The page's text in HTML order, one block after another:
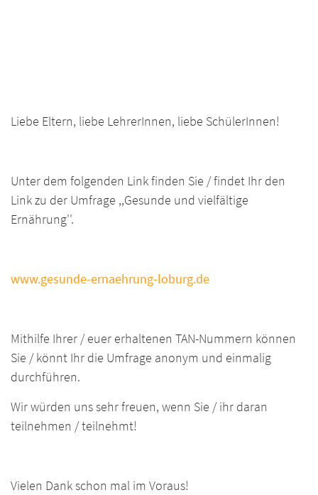
Liebe Eltern, liebe LehrerInnen, liebe SchülerInnen!
Unter dem folgenden Link finden Sie / findet Ihr den
Link zu der Umfrage ,,Gesunde und vielfältige
Ernährung''.
www.gesunde-ernaehrung-loburg.de
Mithilfe Ihrer / euer erhaltenen TAN-Nummern können
Sie / könnt Ihr die Umfrage anonym und einmalig
durchführen.
Wir würden uns sehr freuen, wenn Sie / ihr daran
teilnehmen / teilnehmt!
Vielen Dank schon mal im Voraus!